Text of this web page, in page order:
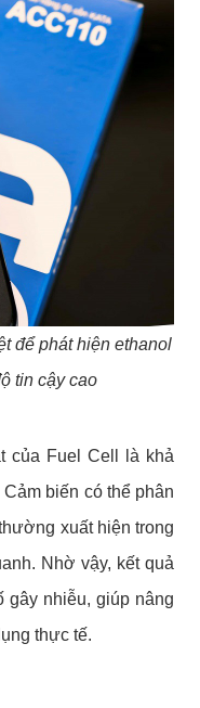
để phát hiện ethanol
tin cậy cao
của Fuel Cell là khả
biến có thể phân
xuất hiện trong
Nhờ vậy, kết quả
nhiễu, giúp nâng
thực tế.